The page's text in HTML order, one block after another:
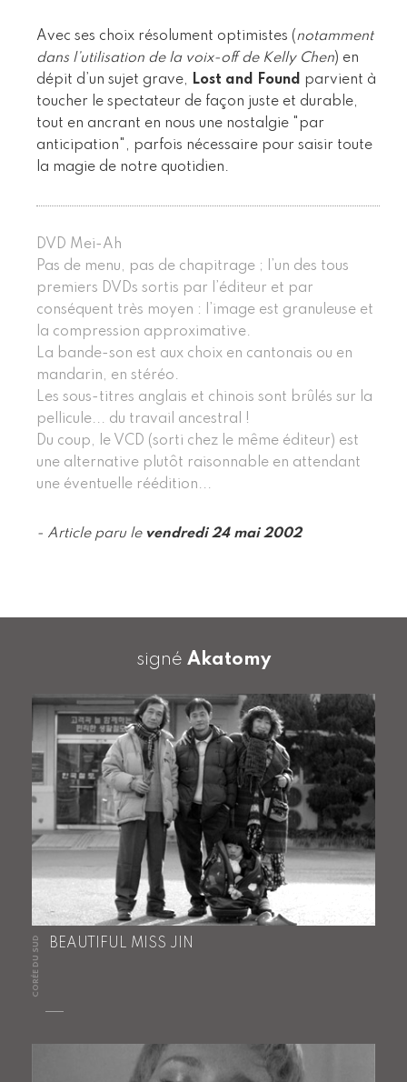
Avec ses choix résolument optimistes (notamment
dans l’utilisation de la voix-off de Kelly Chen) en
dépit d’un sujet grave,
Lost and Found parvient à
toucher le spectateur de façon juste et durable,
tout en ancrant en nous une nostalgie "par
anticipation", parfois nécessaire pour saisir toute
la magie de notre quotidien.
DVD Mei-Ah
Pas de menu, pas de chapitrage ; l’un des tous
premiers DVDs sortis par l’éditeur et par
conséquent très moyen : l’image est granuleuse et
la compression approximative.
La bande-son est aux choix en cantonais ou en
mandarin, en stéréo.
Les sous-titres anglais et chinois sont brûlés sur la
pellicule... du travail ancestral !
Du coup, le VCD (sorti chez le même éditeur) est
une alternative plutôt raisonnable en attendant
une éventuelle réédition...
- Article paru le vendredi 24 mai 2002
signé Akatomy
CORÉE DU SUD BEAUTIFUL MISS JIN